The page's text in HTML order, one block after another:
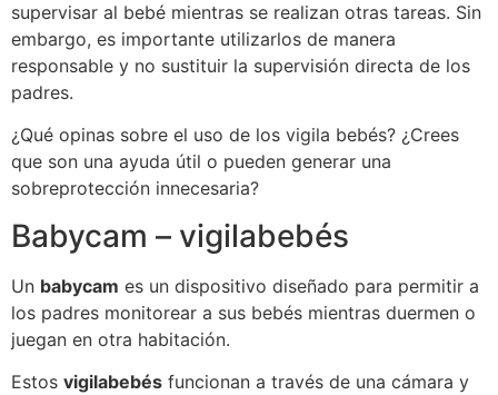
supervisar al bebé mientras se realizan otras tareas. Sin
embargo, es importante utilizarlos de manera
responsable y no sustituir la supervisión directa de los
padres.
¿Qué opinas sobre el uso de los vigila bebés? ¿Crees
que son una ayuda útil o pueden generar una
sobreprotección innecesaria?
Babycam – vigilabebés
Un babycam es un dispositivo diseñado para permitir a
los padres monitorear a sus bebés mientras duermen o
juegan en otra habitación.
Estos vigilabebés funcionan a través de una cámara y